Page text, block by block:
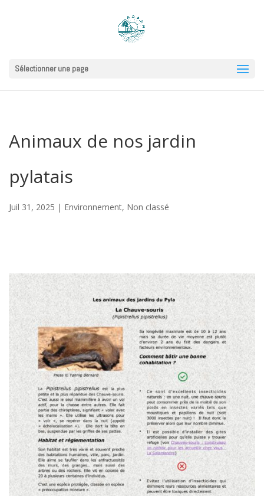
Sélectionner une page
Animaux de nos jardin
pylatais
Juil 31, 2025 | Environnement, Non classé